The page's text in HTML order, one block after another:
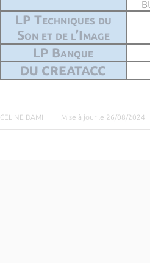
LP Techniques du
Son et de l’Image
LP Banque
DU CREATACC
CELINE DAMI | Mise à jour le 26/08/2024